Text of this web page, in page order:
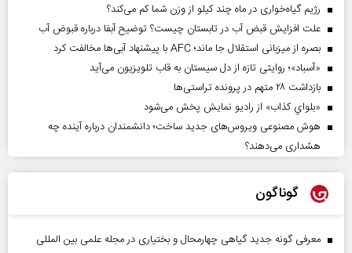
رژیم گیاه‌خواری در ماه چند کیلو از وزن شما کم می‌کند؟
علت افزایش قبض آب در تابستان چیست؟ توضیح آبفا درباره قبوض آب
بصره از میزبانی استقلال جا ماند؛ AFC با پیشنهاد آبی‌ها مخالفت کرد
«آسباد»؛ روایتی تازه از دل سیستان به قاب تلویزیون می‌آید
بازداشت ۲۸ متهم در پرونده تراستی‌ها
«بلواي کذاب» از رادیو نمایش پخش می‌شود
هوش مصنوعی ویروس‌های جدید ساخت؛ دانشمندان درباره آینده چه
هشداری می‌دهند؟
گوناگون
معرفی گونه جدید گیاهی چهارمحال و بختیاری در مجله علمی بین المللی